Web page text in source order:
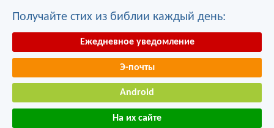
Получайте стих из библии каждый день:
Ежедневное уведомление
Э-почты
Android
На их сайте